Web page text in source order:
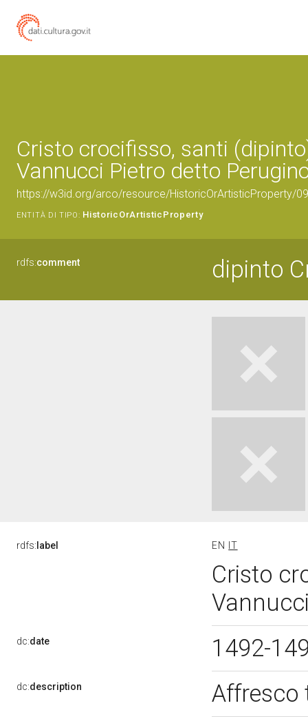
Cristo crocifisso, santi
Vannucci Pietro detto
https://w3id.org/arco/resource/HistoricOrArtisticProperty/
ENTITÀ DI TIPO: HistoricOrArtisticProperty
rdfs:comment dipinto
rdfs: label EN IT
Cristo
dc:date 1492-
dc:description